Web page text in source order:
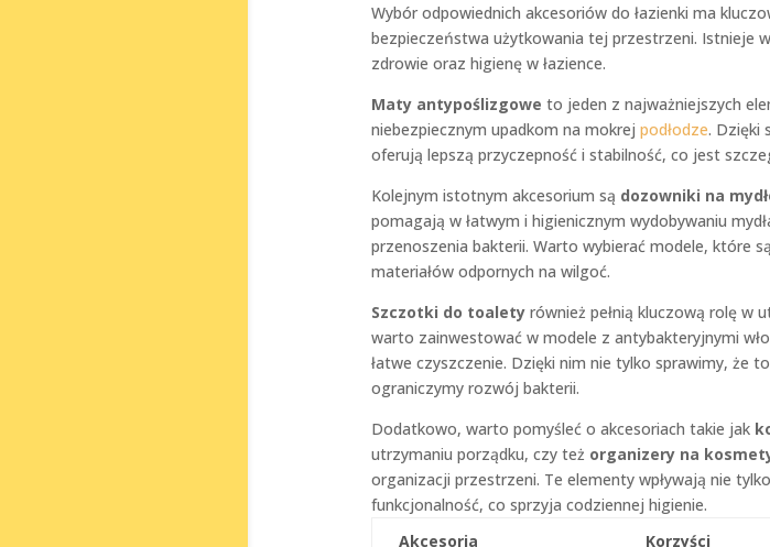
Wybór odpowiednich akcesoriów do łazienki ma
bezpieczeństwa użytkowania tej przestrzeni. Istnieje
zdrowie oraz higienę w łazience.
Maty antypoślizgowe to jeden z najważniejszych
niebezpiecznym upadkom na mokrej podłodze. Dzięki
oferują lepszą przyczepność i stabilność, co jest
Kolejnym istotnym akcesorium są dozowniki na
pomagają w łatwym i higienicznym wydobywaniu
przenoszenia bakterii. Warto wybierać modele, które
materiałów odpornych na wilgoć.
Szczotki do toaletyrównież pełnią kluczową rolę w
warto zainwestować w modele z antybakteryjnymi
łatwe czyszczenie. Dzięki nim nie tylko sprawimy, że
ograniczymy rozwój bakterii.
Dodatkowo, warto pomyśleć o akcesoriach takie jak
utrzymaniu porządku, czy też organizery na
organizacji przestrzeni. Te elementy wpływają nie
funkcjonalność, co sprzyja codziennej higienie.
Akcesoria
Korzyści